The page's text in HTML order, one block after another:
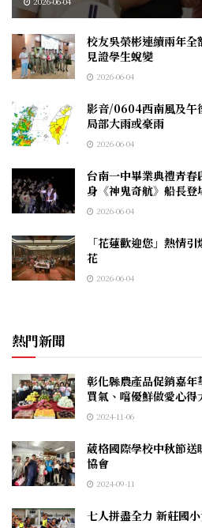
校友吳榮彬連續兩年
見證學生蛻變
2026-06-04
影音/0604西南風及午
局部大雨或豪雨
2026-06-04
台南一中畢業典禮青
身《神鬼奇航》船長登
2026-06-04
「花蓮歡迎您」熱情
花
2026-06-04
熱門新聞
彰化縣農產品促銷嘉
買氣、嚐優鮮做愛心得
2024-11-06
葳格國際學校中秋節
協會
2024-09-11
七人拼盡全力 新莊國